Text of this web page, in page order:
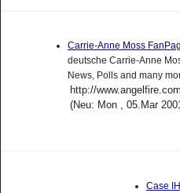
Carrie-Anne Moss
deutsche Carrie-Anne
News, Polls and many
http://
(Neu: Mon , 05.Mar
Case